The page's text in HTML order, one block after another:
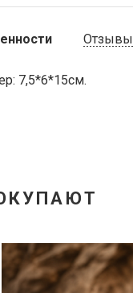
Отзывы
7,5*6*15см.